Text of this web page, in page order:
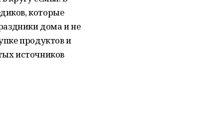
которые
дома и не
продуктов и
источников